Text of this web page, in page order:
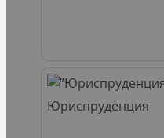
Юриспруденция